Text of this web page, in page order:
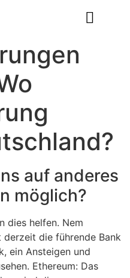
auf anderes
möglich?
dies helfen. Nem
die führende Bank
ein Ansteigen und
Ethereum: Das